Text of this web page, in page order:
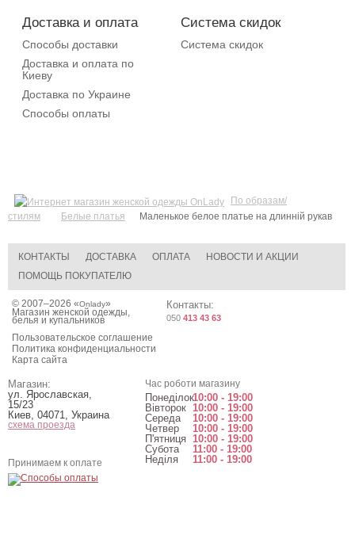
Доставка и оплата
Способы доставки
Доставка и оплата по
Киеву
Доставка по Украине
Способы оплаты
Система скидок
Система скидок
По образам/
стилям
Белые платья Маленькое белое платье на длинній рукав
КОНТАКТЫ ДОСТАВКА ОПЛАТА
НОВОСТИ И АКЦИИ
ПОМОЩЬ ПОКУПАТЕЛЮ
© 2007–2026 «Onlady»
Магазин женской одежды,
белья и купальников
Пользовательское соглашение
Политика конфиденциальности
Карта сайта
Контакты:
050 413 43 63
Магазин:
ул. Ярославская,
15/23
Киев 04071 Украина
схема проезда
Час роботи магазину
Понеділок10:00 - 19:00
Вівторок 10:00 - 19:00
Середа
10:00 - 19:00
Четвер
10:00 - 19:00
П'ятниця 10:00 - 19:00
Субота
11:00 - 19:00
Неділя
11:00 - 19:00
Принимаем к оплате